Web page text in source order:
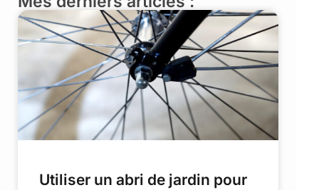
Utiliser un abri de jardin pour